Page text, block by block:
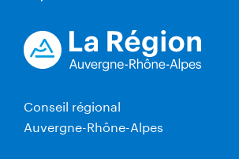
Conseil régional
Auvergne-Rhône-Alpes